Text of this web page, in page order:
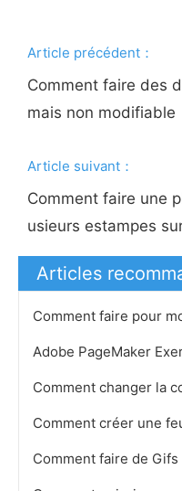
Article précédent：
Comment faire des
mais non modifiable
Article suivant：
Comment faire une
usieurs estampes
Articles
Adobe PageMaker
Comment créer une
Comment faire de